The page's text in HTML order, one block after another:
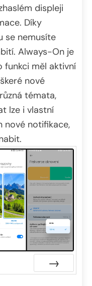
displeji
Díky
se nemusíte
Always-On je
funkci měl aktivní
nové
témata,
lze i vlastní
nové notifikace,